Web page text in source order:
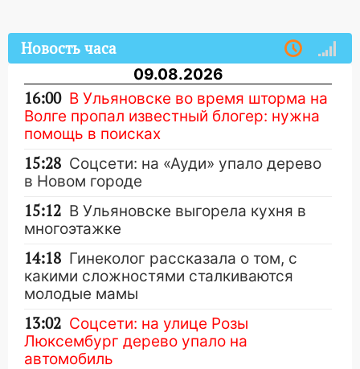
Новость часа
09.08.2026
16:00 В Ульяновске во время шторма на
Волге пропал известный блогер: нужна
помощь в поисках
15:28 Соцсети: на «Ауди» упало дерево
в Новом городе
15:12 В Ульяновске выгорела кухня в
многоэтажке
14:18 Гинеколог рассказала о том, с
какими сложностями сталкиваются
молодые мамы
13:02 Соцсети: на улице Розы
Люксембург дерево упало на
автомобиль